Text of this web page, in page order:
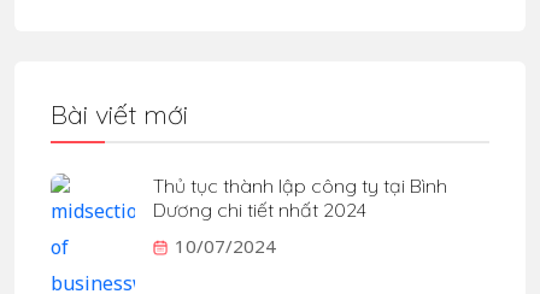
Bài viết mới
Thủ tục thành lập công ty tại Bình
Dương chi tiết nhất 2024
10/07/2024